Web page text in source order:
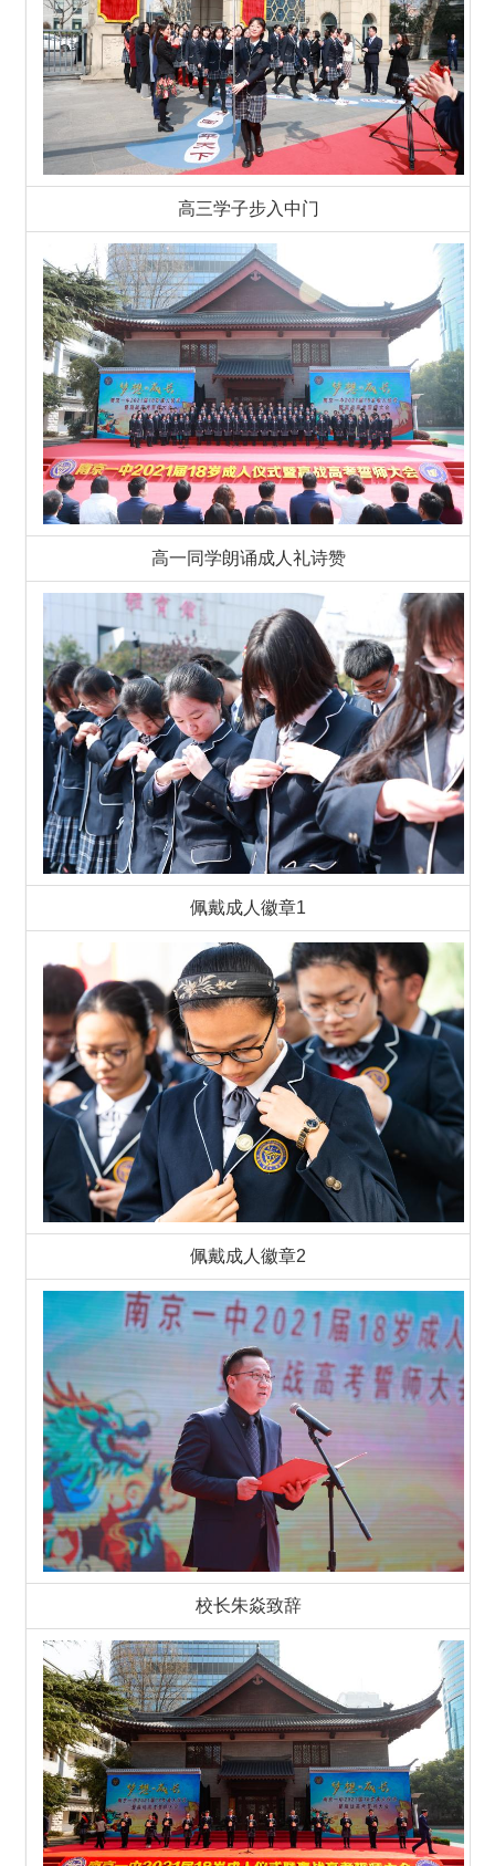
高三学子步入中门
高一同学朗诵成人礼诗赞
佩戴成人徽章1
佩戴成人徽章2
校长朱焱致辞